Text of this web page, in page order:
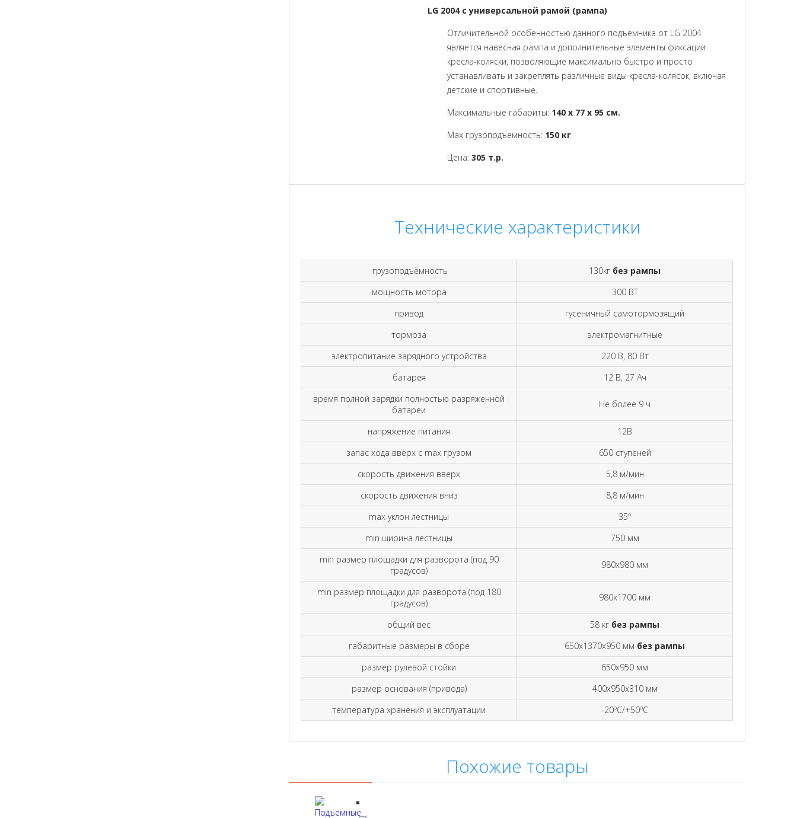
LG 2004 с универсальной рамой (рампа)
Отличительной особенностью данного подъемника от LG 2004
является навесная рампа и дополнительные элементы фиксации
кресла-коляски, позволяющие максимально быстро и просто
устанавливать и закреплять различные виды кресла-колясок, включая
детские и спортивные.
Максимальные габариты: 140 x 77 x 95 см.
Max грузоподъемность: 150 кг
Цена:305 т.р.
Технические характеристики
грузоподъёмность 130кг без рампы
мощность мотора
300 ВТ
привод
гусеничный самотормозящий
тормоза
электромагнитные
электропитание зарядного устройства
220 В, 80 Вт
батарея
12 В, 27 Ач
время полной зарядки полностью разряженной
батареи
Не более 9 ч
напряжение питания
12В
запас хода вверх с max грузом
650 ступеней
скорость движения вверх
5,8 м/мин
скорость движения вниз
8,8 м/мин
max уклон лестницы
35º
min ширина лестницы
750 мм
min размер площадки для разворота (под 90
градусов)
980х980 мм
min размер площадки для разворота (под 180
градусов)
980х1700 мм
общий вес 58 кг без рампы
габаритные размеры в сборе
650х1370х950 мм без рампы
размер рулевой стойки
650х950 мм
размер основания (привода)
400х950х310 мм
температура хранения и эксплуатации
-20ºC/+50ºC
Похожие товары